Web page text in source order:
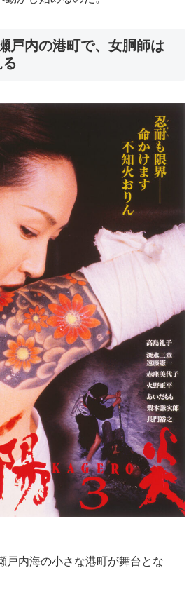
戸内の港町で、女胴師は
戸内海の小さな港町が舞台とな